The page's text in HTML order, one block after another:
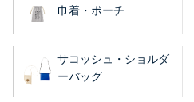
巾着・ポーチ
サコッシュ・ショルダ
ーバッグ